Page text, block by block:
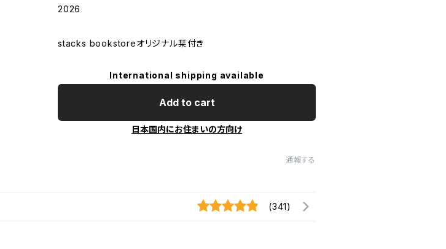
2026
stacks bookstoreオリジナル栞付き
International shipping available
Add to cart
日本国内にお住まいの方向け
通報する
(341)